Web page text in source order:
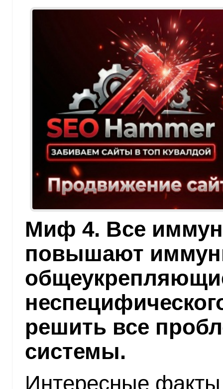
Миф 4. Все
повышают
решить все
системы.
Интересные